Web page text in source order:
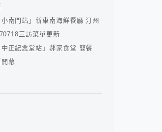
小南門站」新東南海鮮餐廳 汀州
三訪菜單更新
中正紀念堂站」郝家食堂 簡餐
幕